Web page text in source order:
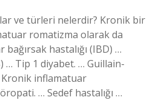
ve türleri nelerdir? Kronik bir
romatizma olarak da
hastalığı (IBD) …
… Tip 1 diyabet. … Guillain-
inflamatuar
… Sedef hastalığı …